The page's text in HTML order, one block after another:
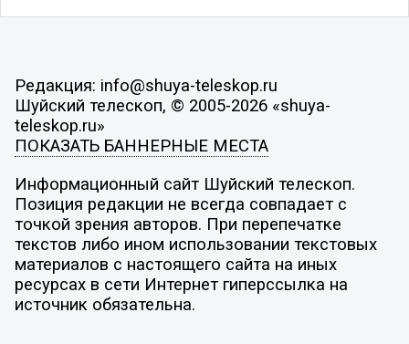
Редакция: info@shuya-teleskop.ru
Шуйский телескоп, © 2005-2026 «shuya-
teleskop.ru»
ПОКАЗАТЬ БАННЕРНЫЕ МЕСТА
Информационный сайт Шуйский телескоп.
Позиция редакции не всегда совпадает с
точкой зрения авторов. При перепечатке
текстов либо ином использовании текстовых
материалов с настоящего сайта на иных
ресурсах в сети Интернет гиперссылка на
источник обязательна.